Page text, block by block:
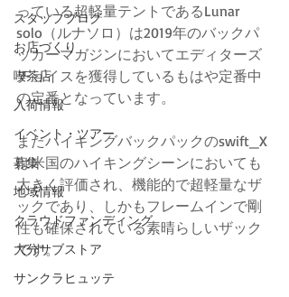
スタッフブログ
お店づくり
喫茶店
入荷情報
イベント・ツアー
募集
地域情報
クラウドファンディング
大分サブストア
サンクラヒュッテ
っている超軽量テントであるLunar
solo（ルナソロ）は2019年のバックパ
ッカーマガジンにおいてエディターズ
チョイスを獲得しているもはや定番中
の定番となっています。
またハイキングバックパックのswift_X
は米国のハイキングシーンにおいても
大きく評価され、機能的で超軽量なザ
ックであり、しかもフレームインで剛
性も確保されている素晴らしいザック
です。